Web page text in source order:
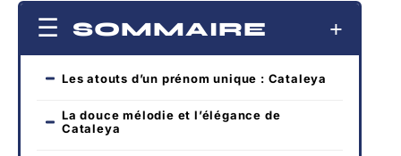
SOMMAIRE
Les atouts d’un prénom unique : Cataleya
La douce mélodie et l’élégance de
Cataleya